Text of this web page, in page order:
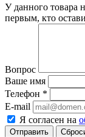
У данного товара
первым, кто
Вопрос
Ваше имя
Телефон *
E-mail
Я согласен на